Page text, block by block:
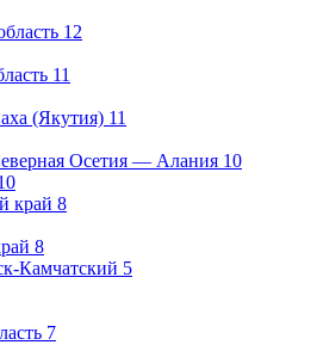
12
11
(Якутия) 11
Осетия — Алания 10
край 8
8
Камчатский 5
7